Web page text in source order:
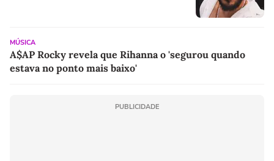
MÚSICA
A$AP Rocky revela que Rihanna o 'segurou quando
estava no ponto mais baixo'
PUBLICIDADE